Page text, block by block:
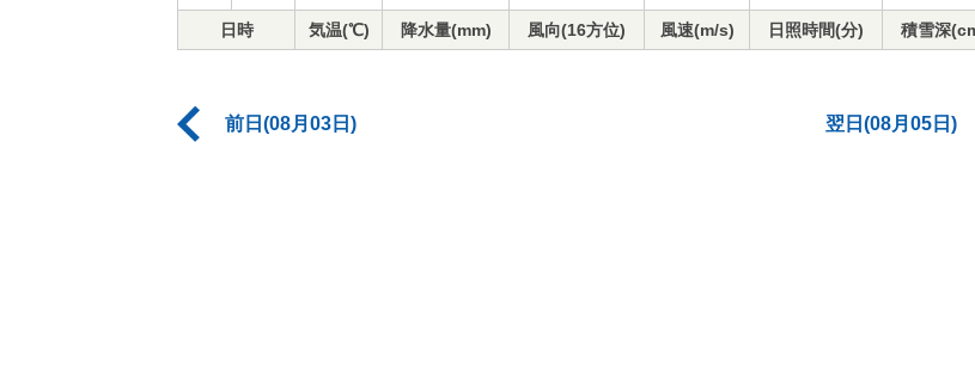
日時 気温(℃) 降水量(mm) 風向(16方位) 風速(m/s) 日照時間(分) 積雪深
前日(08月03日) 翌日(08月05日)